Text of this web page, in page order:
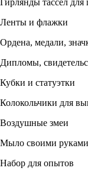
Гирлянды тассел для
Ленты и флажки
Ордена, медали,
Дипломы,
Кубки и статуэтки
Колокольчики для
Воздушные змеи
Мыло своими руками
Набор для опытов